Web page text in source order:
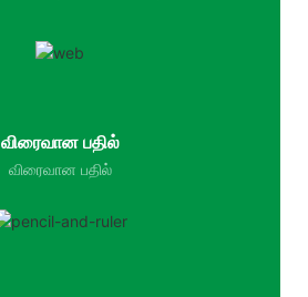
விரைவான பதில்
விரைவான பதில்